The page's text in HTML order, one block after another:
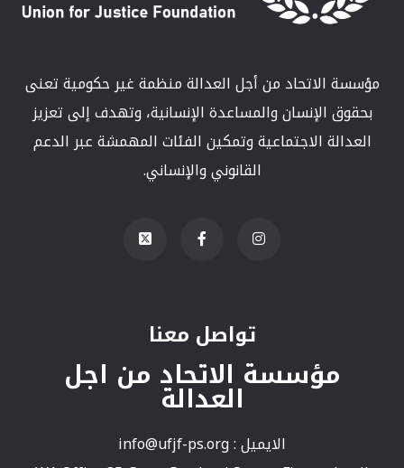
مؤسسة الاتحاد من أجل العدالة منظمة غير حكومية تعنى
بحقوق الإنسان والمساعدة الإنسانية، وتهدف إلى تعزيز
العدالة الاجتماعية وتمكين الفئات المهمشة عبر الدعم
القانوني والإنساني.
تواصل معنا
مؤسسة الاتحاد من اجل
العدالة
الايميل :info@ufjf-ps.org